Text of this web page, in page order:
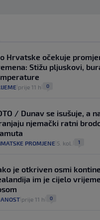
Hrvatske očekuje
Stižu pljuskovi,
prije 11 h 0
/ Dunav se isušuje, a
njemački ratni
PROMJENE 5. kol. 1
je otkriven osmi
im je cijelo
prije 11 h 0